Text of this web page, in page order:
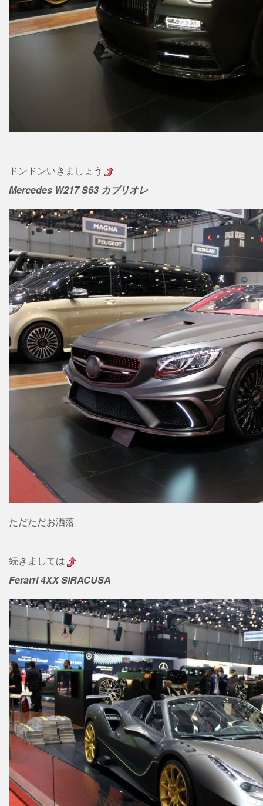
ドンドンいきましょう
Mercedes W217 S63 カブリオレ
ただただお洒落
続きましては
Ferarri 4XX SIRACUSA